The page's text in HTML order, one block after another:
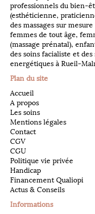
professionnels du bien-
(esthéticienne,
des massages sur
femmes de tout âge,
(massage prénatal),
des soins facialiste et des
energétiques à Rueil-
Plan du site
Accueil
A propos
Les soins
Mentions légales
Contact
CGV
CGU
Politique vie privée
Handicap
Financement Qualiopi
Actus & Conseils
Informations